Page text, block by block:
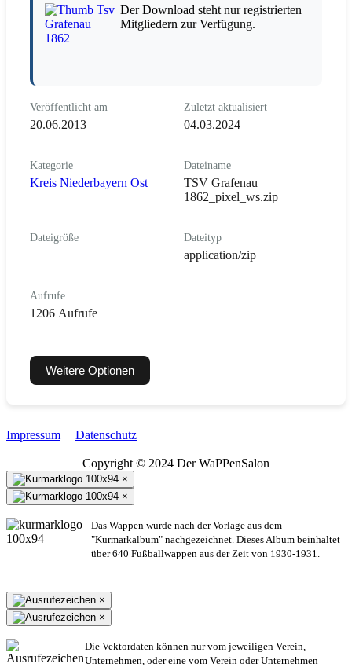
Der Download steht nur registrierten
Mitgliedern zur Verfügung.
Veröffentlicht am
20.06.2013
Zuletzt aktualisiert
04.03.2024
Kategorie
Kreis Niederbayern Ost
Dateiname
TSV Grafenau
1862_pixel_ws.zip
Dateigröße Dateityp
application/zip
Aufrufe
1206 Aufrufe
Weitere Optionen
Impressum | Datenschutz
Copyright © 2024 Der WaPPenSalon
×
×
Das Wappen wurde nach der Vorlage aus dem
"Kurmarkalbum" nachgezeichnet. Dieses Album beinhaltet
über 640 Fußballwappen aus der Zeit von 1930-1931.
×
×
Die Vektordaten können nur vom jeweiligen Verein,
Unternehmen, oder eine vom Verein oder Unternehmen